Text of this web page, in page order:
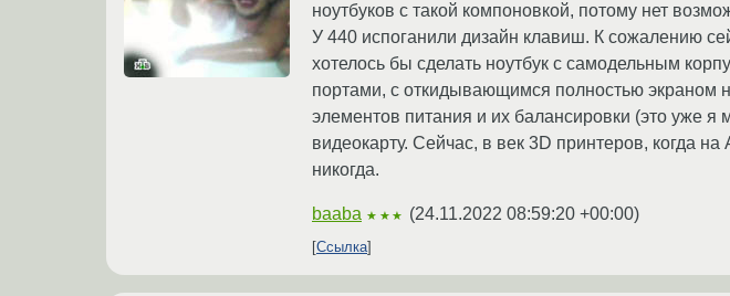
ноутбуков с такой компоновкой, потому нет
У 440 испоганили дизайн клавиш. К сожалению
хотелось бы сделать ноутбук с самодельным
портами, с откидывающимся полностью экраном
элементов питания и их балансировки (это уже
видеокарту. Сейчас, в век 3D принтеров, когда
никогда.
baaba ★★★ (24.11.2022 08:59:20 +00:00)
Ссылка